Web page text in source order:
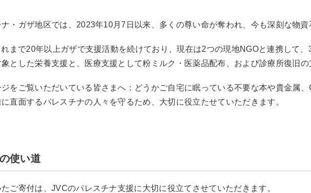
・ガザ地区では、2023年10月7日以来、多くの尊い命が奪われ、今も深刻な物
まで20年以上ガザで支援活動を続けており、現在は2つの現地NGOと連携して
象とした栄養支援と、医療支援として粉ミルク・医薬品配布、および診療所復旧
ジをご覧いただいている皆さまへ：どうかご自宅に眠っている不要な本や貴金属
直面するパレスチナの人々を守るため、大切に役立たせていただきます。
使い道
ご寄付は、JVCのパレスチナ支援に大切に役立てさせていただきます。